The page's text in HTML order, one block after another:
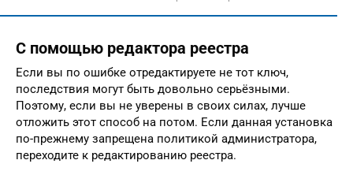
С помощью редактора реестра
Если вы по ошибке отредактируете не тот ключ,
последствия могут быть довольно серьёзными.
Поэтому, если вы не уверены в своих силах, лучше
отложить этот способ на потом. Если данная установка
по-прежнему запрещена политикой администратора,
переходите к редактированию реестра.